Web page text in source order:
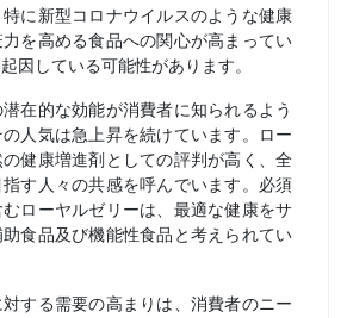
に新型コロナウイルスのような健康
を高める食品への関心が高まってい
因している可能性があります。
在的な効能が消費者に知られるよう
人気は急上昇を続けています。ロー
健康増進剤としての評判が高く、全
す人々の共感を呼んでいます。必須
ローヤルゼリーは、最適な健康をサ
食品及び機能性食品と考えられてい
する需要の高まりは、消費者のニー